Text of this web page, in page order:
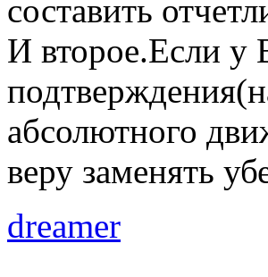
составить
И второе.Если у
абсолютного
веру заменять
dreamer